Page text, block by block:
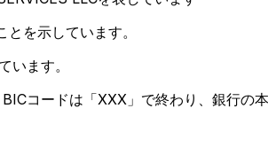
を示しています。
います。
コードは「XXX」で終わり、銀行の本